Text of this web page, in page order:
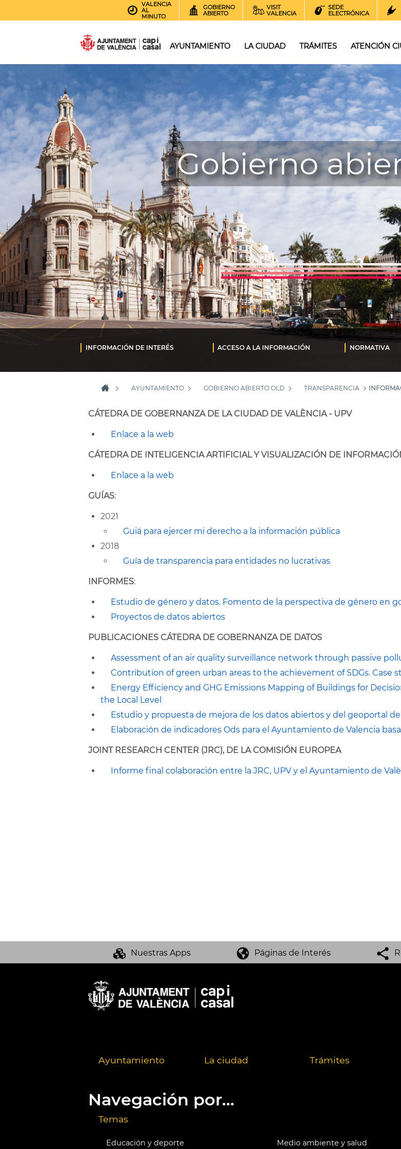
VALENCIA
AL
MINUTO
GOBIERNO
ABIERTO
VISIT
VALENCIA
SEDE
ELECTRÓNICA
AYUNTAMIENTO LA CIUDAD TRÁMITES ATENCIÓN
Gobierno
INFORMACIÓN DE INTERÉS ACCESO A LA INFORMACIÓN NORMATIVA
AYUNTAMIENTO GOBIERNO ABIERTO OLD TRANSPARENCIA
CÁTEDRA DE GOBERNANZA DE LA CIUDAD DE VALÈNCIA - UPV
Enlace a la web
CÁTEDRA DE INTELIGENCIA ARTIFICIAL Y VISUALIZACIÓN DE
Enlace a la web
GUÍAS:
2021
Guiá para ejercer mi derecho a la información pública
2018
Guía de transparencia para entidades no lucrativas
INFORMES:
Estudio de género y datos. Fomento de la perspectiva de género en
Proyectos de datos abiertos
PUBLICACIONES CÁTEDRA DE GOBERNANZA DE DATOS
Assessment of an air quality surveillance network through passive
Contribution of green urban areas to the achievement of SDGs. Case
Energy Efficiency and GHG Emissions Mapping of Buildings for
the Local Level
Estudio y propuesta de mejora de los datos abiertos y del geoportal
Elaboración de indicadores Ods para el Ayuntamiento de Valencia
JOINT RESEARCH CENTER (JRC), DE LA COMISIÓN EUROPEA
Informe final colaboración entre la JRC, UPV y el Ayuntamiento de
Nuestras Apps Páginas de Interés
Ayuntamiento La ciudad Trámites
Navegación por...
Temas
Educación y deporte Medio ambiente y salud